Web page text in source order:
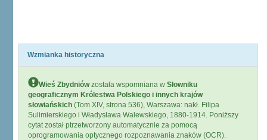
Wzmianka historyczna
Wieś Zbydniówzostała wspomniana w Słowniku
geograficznym Królestwa Polskiego i innych krajów
słowiańskich (Tom XIV, strona 536), Warszawa: nakł. Filipa
Sulimierskiego i Władysława Walewskiego, 1880-1914. Poniższy
cytat został ptrzetworzony automatycznie za pomocą
oprogramowania optycznego rozpoznawania znaków (OCR).